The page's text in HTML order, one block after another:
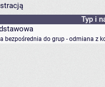
Typ i
bezpośrednia do grup - odmiana z